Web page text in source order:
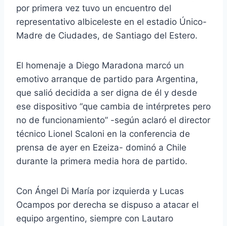
por primera vez tuvo un encuentro del
representativo albiceleste en el estadio Único-
Madre de Ciudades, de Santiago del Estero.
El homenaje a Diego Maradona marcó un
emotivo arranque de partido para Argentina,
que salió decidida a ser digna de él y desde
ese dispositivo “que cambia de intérpretes pero
no de funcionamiento” -según aclaró el director
técnico Lionel Scaloni en la conferencia de
prensa de ayer en Ezeiza- dominó a Chile
durante la primera media hora de partido.
Con Ángel Di María por izquierda y Lucas
Ocampos por derecha se dispuso a atacar el
equipo argentino, siempre con Lautaro